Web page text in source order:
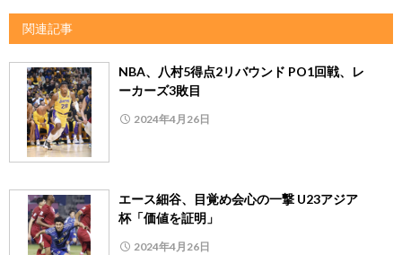
関連記事
NBA、八村5得点2リバウンド PO1回戦、レ
ーカーズ3敗目
2024年4月26日
エース細谷、目覚め会心の一撃 U23アジア
杯「価値を証明」
2024年4月26日